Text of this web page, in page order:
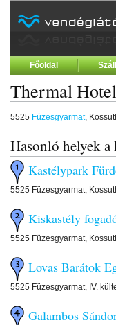
Főoldal
Thermal
5525 Füzesgyarmat,
Hasonló helyek a
Kastélypark
5525 Füzesgyarmat,
Kiskastély
5525 Füzesgyarmat,
Lovas Barátok
5525 Füzesgyarmat, IV.
Galambos